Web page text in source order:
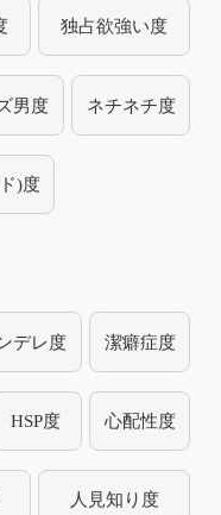
独占欲強い度
男度 ネチネチ度
)度
デレ度 潔癖症度
HSP度 心配性度
人見知り度